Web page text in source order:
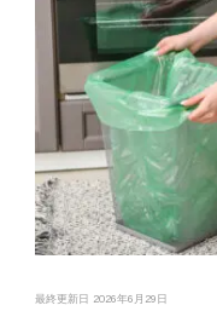
最終更新日 2026年6月29日